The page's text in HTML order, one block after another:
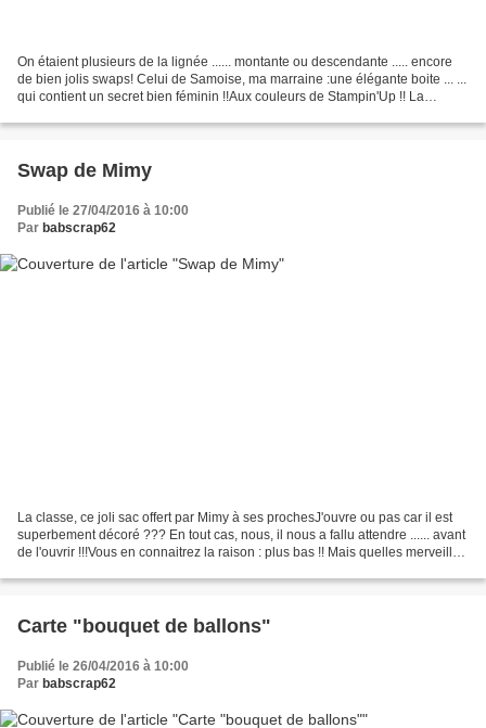
On étaient plusieurs de la lignée ...... montante ou descendante ..... encore
de bien jolis swaps! Celui de Samoise, ma marraine :une élégante boite ... ...
qui contient un secret bien féminin !!Aux couleurs de Stampin'Up !! La
Swap de Mimy
Publié le 27/04/2016 à 10:00
Par babscrap62
La classe, ce joli sac offert par Mimy à ses prochesJ'ouvre ou pas car il est
superbement décoré ??? En tout cas, nous, il nous a fallu attendre ...... avant
de l'ouvrir !!!Vous en connaitrez la raison : plus bas !! Mais quelles merveilles
Carte "bouquet de ballons"
Publié le 26/04/2016 à 10:00
Par babscrap62